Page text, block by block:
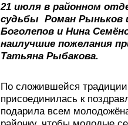
21 июля в районном
судьбы Роман Рыньков
Боголепов и Нина
наилучшие пожелания
Татьяна Рыбакова.
По сложившейся
присоединилась к
подарила всем